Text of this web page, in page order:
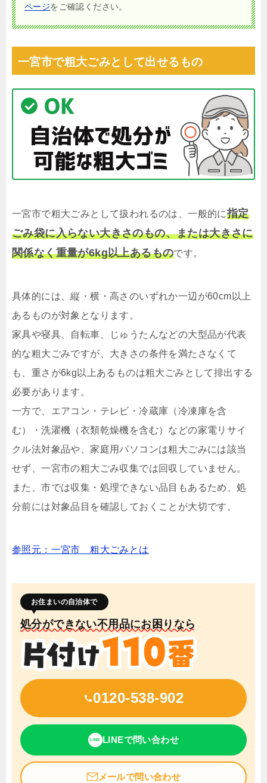
ページをご確認ください。
一宮市で粗大ごみとして出せるもの
一宮市で粗大ごみとして扱われるのは、一般的に指定
ごみ袋に入らない大きさのもの、または大きさに
関係なく重量が6kg以上あるものです。
具体的には、縦・横・高さのいずれか一辺が60cm以上
あるものが対象となります。
家具や寝具、自転車、じゅうたんなどの大型品が代表
的な粗大ごみですが、大きさの条件を満たさなくて
も、重さが6kg以上あるものは粗大ごみとして排出する
必要があります。
一方で、エアコン・テレビ・冷蔵庫（冷凍庫を含
む）・洗濯機（衣類乾燥機を含む）などの家電リサイ
クル法対象品や、家庭用パソコンは粗大ごみには該当
せず、一宮市の粗大ごみ収集では回収していません。
また、市では収集・処理できない品目もあるため、処
分前には対象品目を確認しておくことが大切です。
参照元：一宮市 粗大ごみとは
お住まいの自治体で
処分ができない不用品にお困りなら
0120-538-902
LINE LINEで問い合わせ
メールで問い合わせ